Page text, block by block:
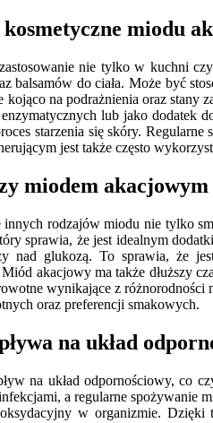
miodu
nie tylko w kuchni
balsamów do ciała. Może być
kojąco na podrażnienia oraz
lub jako dodatek
starzenia się skóry.
jest także często
miodem
rodzajów miodu nie tylko
sprawia, że jest idealnym
nad glukozą. To sprawia, że
akacjowy ma także dłuższy
wynikające z
oraz preferencji smakowych.
na układ
na układ odpornościowy, co
a regularne spożywanie
w organizmie.